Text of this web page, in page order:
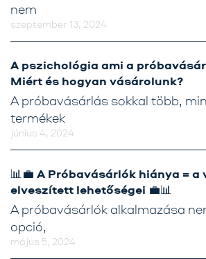
szeptember 13, 2024
nem
A pszichológia ami a
Miért és hogyan vásárolunk?
június 4, 2024
A próbavásárlás sokkal több,
termékek
📊💼 A Próbavásárlók hiánya =
elveszített lehetőségei 💼📊
május 5, 2024
A próbavásárlók alkalmazása
opció,